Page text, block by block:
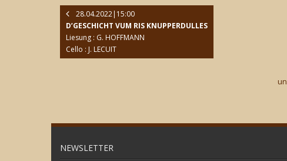
28.04.2022|15:00
D’GESCHICHT VUM RIS KNUPPERDULLES
Liesung : G. HOFFMANN
Cello : J. LECUIT
NEWSLETTER